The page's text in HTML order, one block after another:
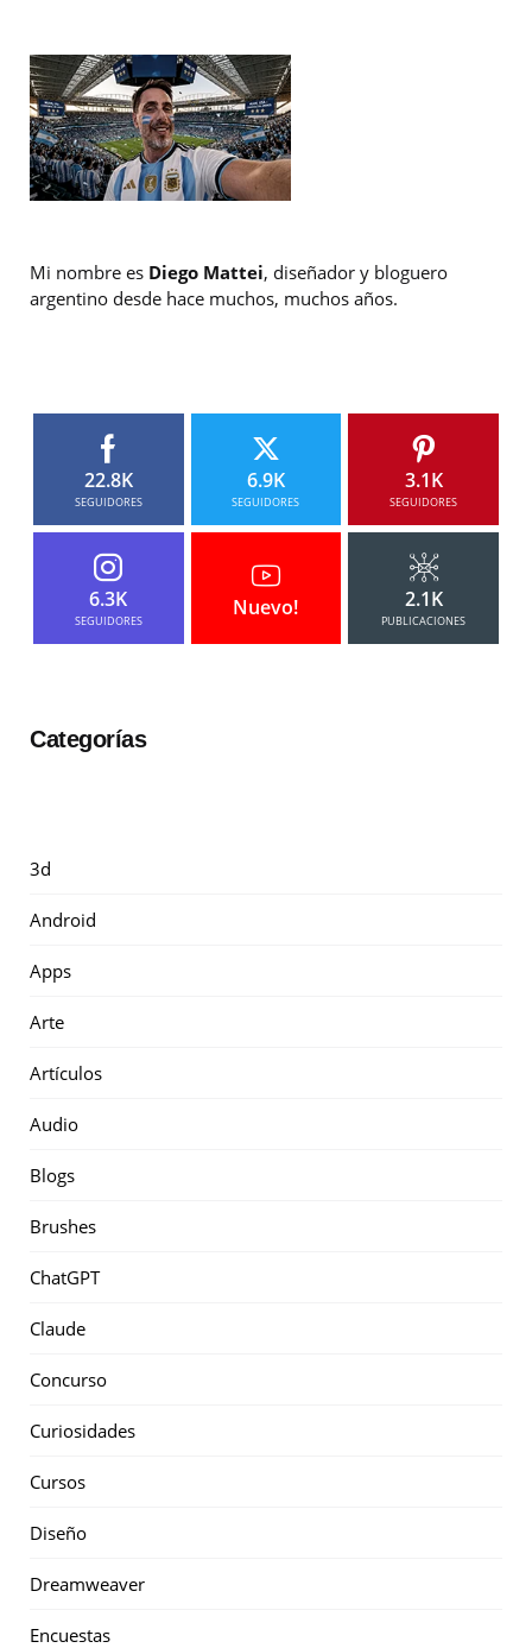
Mi nombre es Diego Mattei, diseñador y bloguero
argentino desde hace muchos, muchos años.
22.8K
SEGUIDORES
6.9K
SEGUIDORES
3.1K
SEGUIDORES
6.3K
SEGUIDORES
Nuevo! 2.1K
PUBLICACIONES
Categorías
3d
Android
Apps
Arte
Artículos
Audio
Blogs
Brushes
ChatGPT
Claude
Concurso
Curiosidades
Cursos
Diseño
Dreamweaver
Encuestas